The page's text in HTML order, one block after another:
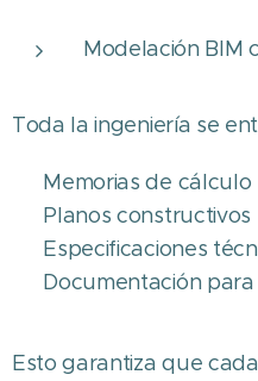
Modelación BIM
Toda la ingeniería se
✔ Memorias de cálculo
✔ Planos constructivos
✔ Especificaciones
✔ Documentación
Esto garantiza que